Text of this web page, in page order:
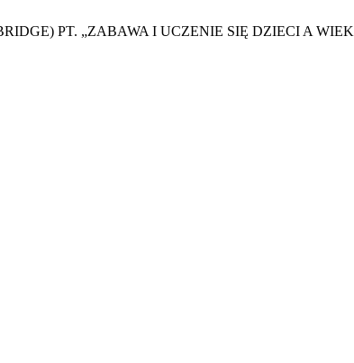
PT. „ZABAWA I UCZENIE SIĘ DZIECI A